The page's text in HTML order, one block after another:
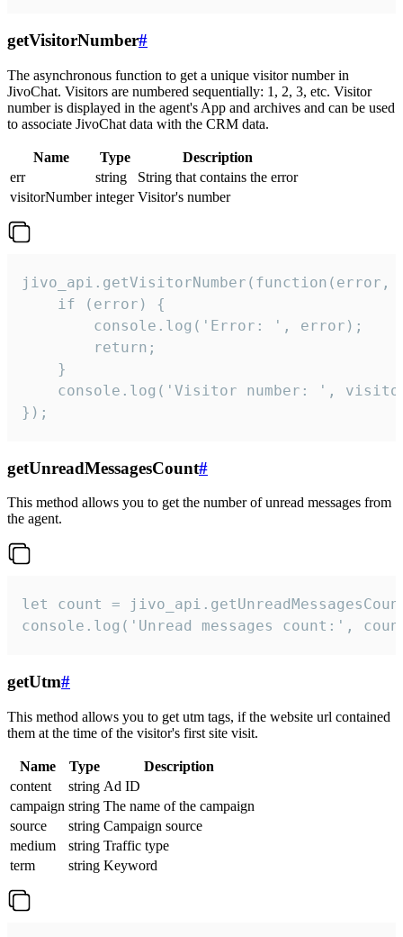
getVisitorNumber#
The asynchronous function to get a unique visitor number in
JivoChat. Visitors are numbered sequentially: 1, 2, 3, etc. Visitor
number is displayed in the agent's App and archives and can be used
to associate JivoChat data with the CRM data.
Name Type
Description
err
string
String that contains the error
visitorNumber integer Visitor's number
jivo_api.getVisitorNumber(function(error,
    if (error) {
        console.log('Error: ', error);
        return;
    }
console.log('Visitor number: ',
});
getUnreadMessagesCount#
This method allows you to get the number of unread messages from
the agent.
let count =
console.log('Unread messages count:',
getUtm#
This method allows you to get utm tags, if the website url contained
them at the time of the visitor's first site visit.
Name Type
Description
content
string Ad ID
campaign string The name of the campaign
source
string Campaign source
medium
string Traffic type
term
string Keyword